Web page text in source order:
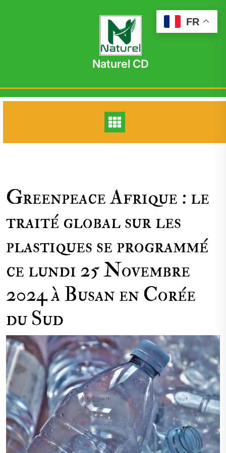
Naturel CD
Greenpeace Afrique : le
traité global sur les
plastiques se programmé
ce lundi 25 Novembre
2024 à Busan en Corée
du Sud
FR